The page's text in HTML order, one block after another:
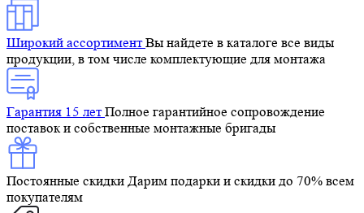
Широкий ассортиментВы найдете в каталоге все виды
продукции, в том числе комплектующие для монтажа
Гарантия 15 летПолное гарантийное сопровождение
поставок и собственные монтажные бригады
Постоянные скидки Дарим подарки и скидки до 70% всем
покупателям